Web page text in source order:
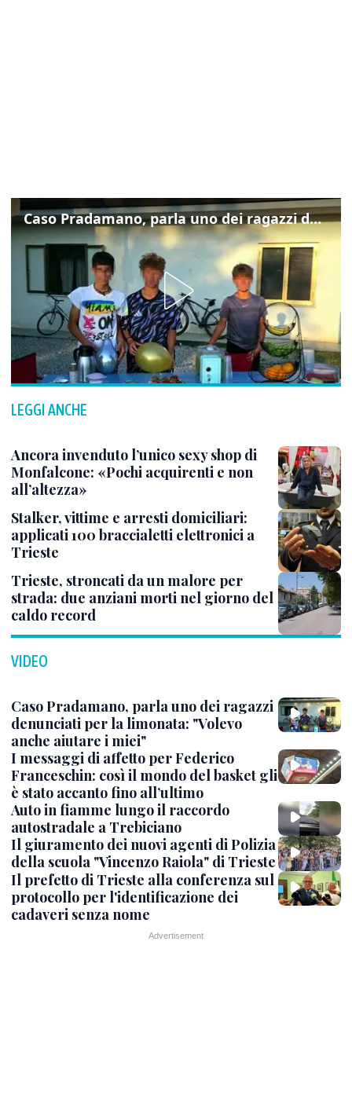
Caso Pradamano, parla uno dei ragazzi denunciati per la limonata: "Volevo anche aiutare i miei"
LEGGI ANCHE
Ancora invenduto l’unico sexy shop di
Monfalcone: «Pochi acquirenti e non
all’altezza»
Stalker, vittime e arresti domiciliari:
applicati 100 braccialetti elettronici a
Trieste
Trieste, stroncati da un malore per
strada: due anziani morti nel giorno del
caldo record
VIDEO
Caso Pradamano, parla uno dei ragazzi
denunciati per la limonata: "Volevo
anche aiutare i miei"
I messaggi di affetto per Federico
Franceschin: così il mondo del basket gli
è stato accanto fino all’ultimo
Auto in fiamme lungo il raccordo
autostradale a Trebiciano
Il giuramento dei nuovi agenti di Polizia
della scuola "Vincenzo Raiola" di Trieste
Il prefetto di Trieste alla conferenza sul
protocollo per l'identificazione dei
cadaveri senza nome